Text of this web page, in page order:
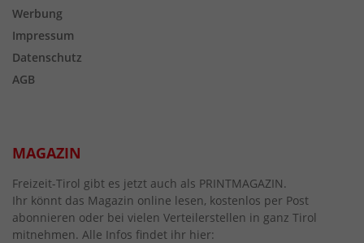
Werbung
Impressum
Datenschutz
AGB
MAGAZIN
Freizeit-Tirol gibt es jetzt auch als PRINTMAGAZIN.
Ihr könnt das Magazin online lesen, kostenlos per Post
abonnieren oder bei vielen Verteilerstellen in ganz Tirol
mitnehmen. Alle Infos findet ihr hier: